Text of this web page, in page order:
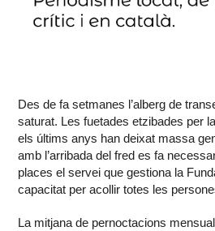
Des de fa setmanes l’alberg de
saturat. Les fuetades etzibades per
els últims anys han deixat massa
amb l’arribada del fred es fa
places el servei que gestiona la
capacitat per acollir totes les
La mitjana de pernoctacions